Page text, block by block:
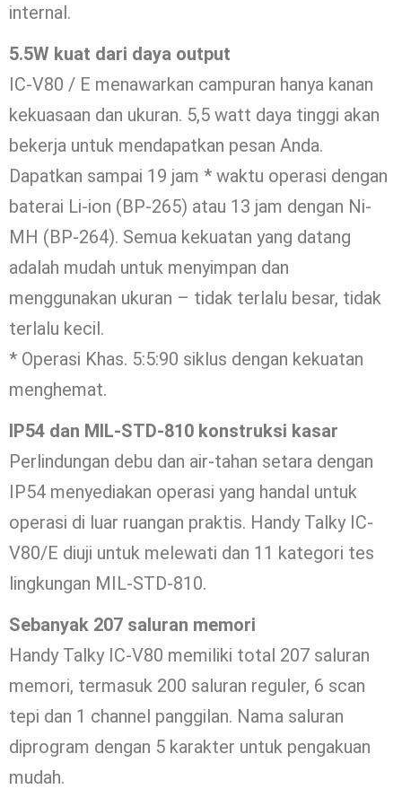
internal.
5.5W kuat dari daya output
IC-V80 / E menawarkan campuran hanya kanan
kekuasaan dan ukuran. 5,5 watt daya tinggi akan
bekerja untuk mendapatkan pesan Anda.
Dapatkan sampai 19 jam * waktu operasi dengan
baterai Li-ion (BP-265) atau 13 jam dengan Ni-
MH (BP-264). Semua kekuatan yang datang
adalah mudah untuk menyimpan dan
menggunakan ukuran – tidak terlalu besar, tidak
terlalu kecil.
* Operasi Khas. 5:5:90 siklus dengan kekuatan
menghemat.
IP54 dan MIL-STD-810 konstruksi kasar
Perlindungan debu dan air-tahan setara dengan
IP54 menyediakan operasi yang handal untuk
operasi di luar ruangan praktis. Handy Talky IC-
V80/E diuji untuk melewati dan 11 kategori tes
lingkungan MIL-STD-810.
Sebanyak 207 saluran memori
Handy Talky IC-V80 memiliki total 207 saluran
memori, termasuk 200 saluran reguler, 6 scan
tepi dan 1 channel panggilan. Nama saluran
diprogram dengan 5 karakter untuk pengakuan
mudah.